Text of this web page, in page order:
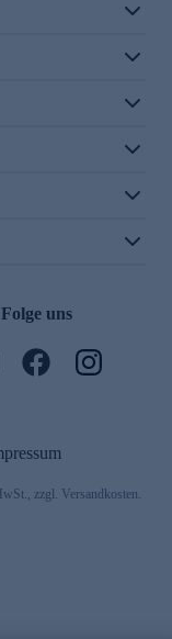
Folge uns
zzgl. Versandkosten.